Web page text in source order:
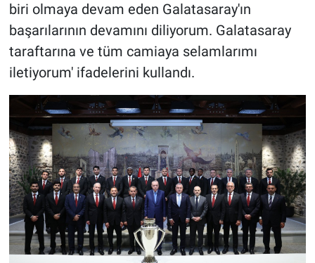
biri olmaya devam eden Galatasaray'ın
başarılarının devamını diliyorum. Galatasaray
taraftarına ve tüm camiaya selamlarımı
iletiyorum' ifadelerini kullandı.